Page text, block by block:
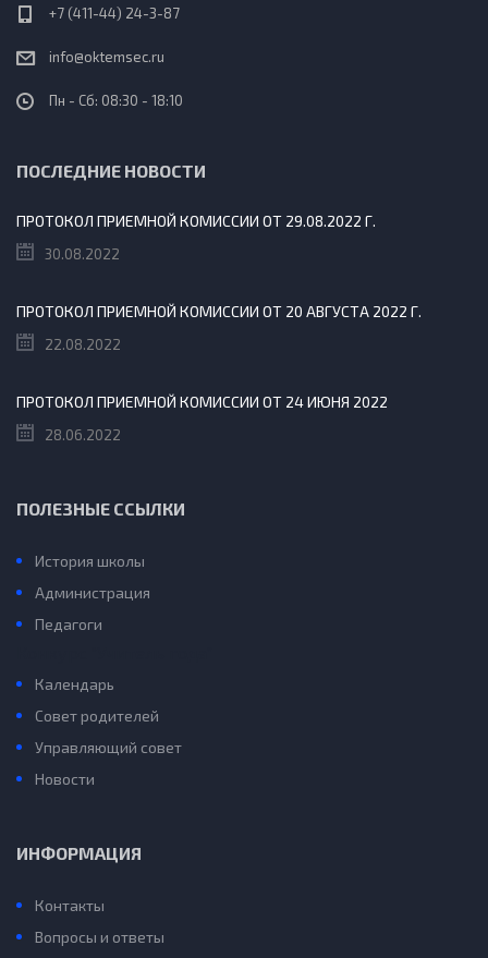
+7 (411-44) 24-3-87
info@oktemsec.ru
Пн - Сб: 08:30 - 18:10
ПОСЛЕДНИЕ НОВОСТИ
ПРОТОКОЛ ПРИЕМНОЙ КОМИССИИ ОТ 29.08.2022 Г.
30.08.2022
ПРОТОКОЛ ПРИЕМНОЙ КОМИССИИ ОТ 20 АВГУСТА 2022 Г.
22.08.2022
ПРОТОКОЛ ПРИЕМНОЙ КОМИССИИ ОТ 24 ИЮНЯ 2022
28.06.2022
ПОЛЕЗНЫЕ ССЫЛКИ
История школы
Администрация
Педагоги
Календарь
Совет родителей
Управляющий совет
Новости
ИНФОРМАЦИЯ
Контакты
Вопросы и ответы